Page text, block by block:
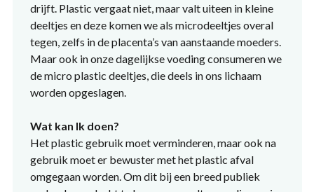
drijft. Plastic vergaat niet, maar valt uiteen in kleine
deeltjes en deze komen we als microdeeltjes overal
tegen, zelfs in de placenta’s van aanstaande moeders.
Maar ook in onze dagelijkse voeding consumeren we
de micro plastic deeltjes, die deels in ons lichaam
worden opgeslagen.
Wat kan Ik doen?
Het plastic gebruik moet verminderen, maar ook na
gebruik moet er bewuster met het plastic afval
omgegaan worden. Om dit bij een breed publiek